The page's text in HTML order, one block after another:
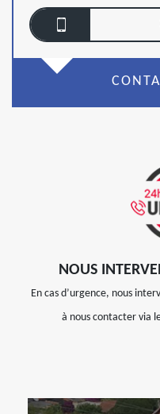
NOUS
En cas d’urgence, nous
à nous contacter via